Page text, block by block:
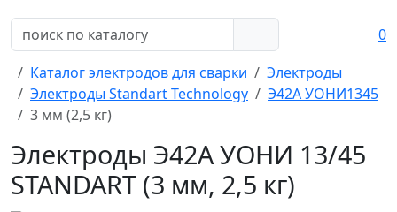
0
Каталог электродов для сварки
Электроды
Электроды Standart Technology
Э42А УОНИ1345
3 мм (2,5 кг)
Электроды Э42А УОНИ 13/45
STANDART (3 мм, 2,5 кг)